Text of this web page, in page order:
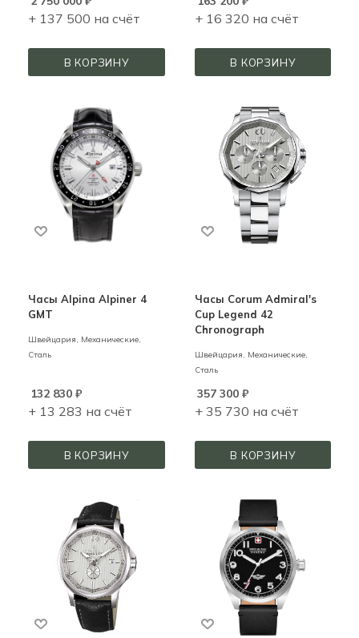
+ 137 500 на счёт
В КОРЗИНУ
+ 16 320 на счёт
В КОРЗИНУ
Часы Alpina Alpiner 4
GMT
Швейцария, Механические,
Сталь
132 830 ₽
+ 13 283 на счёт
В КОРЗИНУ
Часы Corum Admiral's
Cup Legend 42
Chronograph
Швейцария,
Механические,
Сталь
357 300₽
+ 35 730 на счёт
В КОРЗИНУ